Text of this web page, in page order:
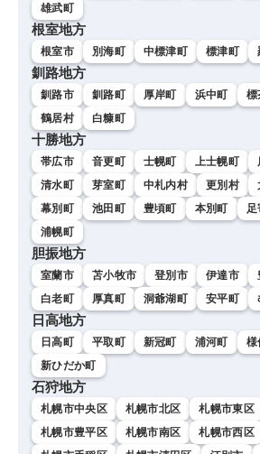
雄武町
根室地方
根室市 別海町 中標津町 標津町
釧路地方
釧路市 釧路町 厚岸町 浜中町 標
鶴居村
白糠町
十勝地方
帯広市 音更町 士幌町 上士幌町
清水町
芽室町 中札内村 更別村
幕別町
池田町 豊頃町 本別町 足
浦幌町
胆振地方
室蘭市 苫小牧市 登別市 伊達市
白老町
厚真町 洞爺湖町 安平町
日高地方
日高町 平取町 新冠町 浦河町 様
新ひだか町
石狩地方
札幌市中央区 札幌市北区 札幌市東区
札幌市豊平区
札幌市南区 札幌市西区